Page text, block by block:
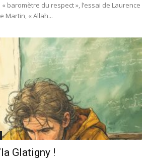
baromètre du respect », l’essai de Laurence
Martin, « Allah...
Glatigny !